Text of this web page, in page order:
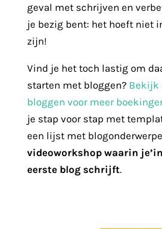
geval met schrijven en
je bezig bent: het hoeft niet
zijn!
Vind je het toch lastig om
starten met bloggen? Bekijk
bloggen voor meer
je stap voor stap met
een lijst met
videoworkshop waarin
eerste blog schrijft.